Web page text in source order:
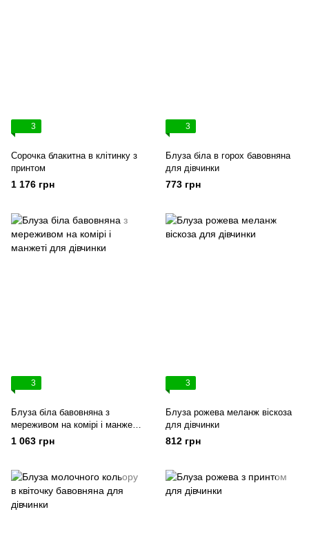
3
Сорочка блакитна в клітинку з
принтом
1 176 грн
3
Блуза біла в горох бавовняна
для дівчинки
773 грн
3
Блуза біла бавовняна з
мереживом на комірі і манжеті
для дівчинки
1 063 грн
3
Блуза рожева меланж віскоза
для дівчинки
812 грн